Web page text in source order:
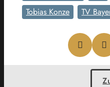
Tobias Konze
TV